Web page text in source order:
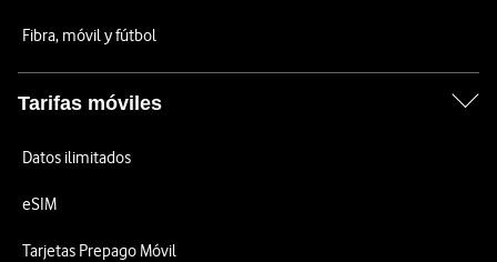
Fibra, móvil y fútbol
Tarifas móviles
Datos ilimitados
eSIM
Tarjetas Prepago Móvil